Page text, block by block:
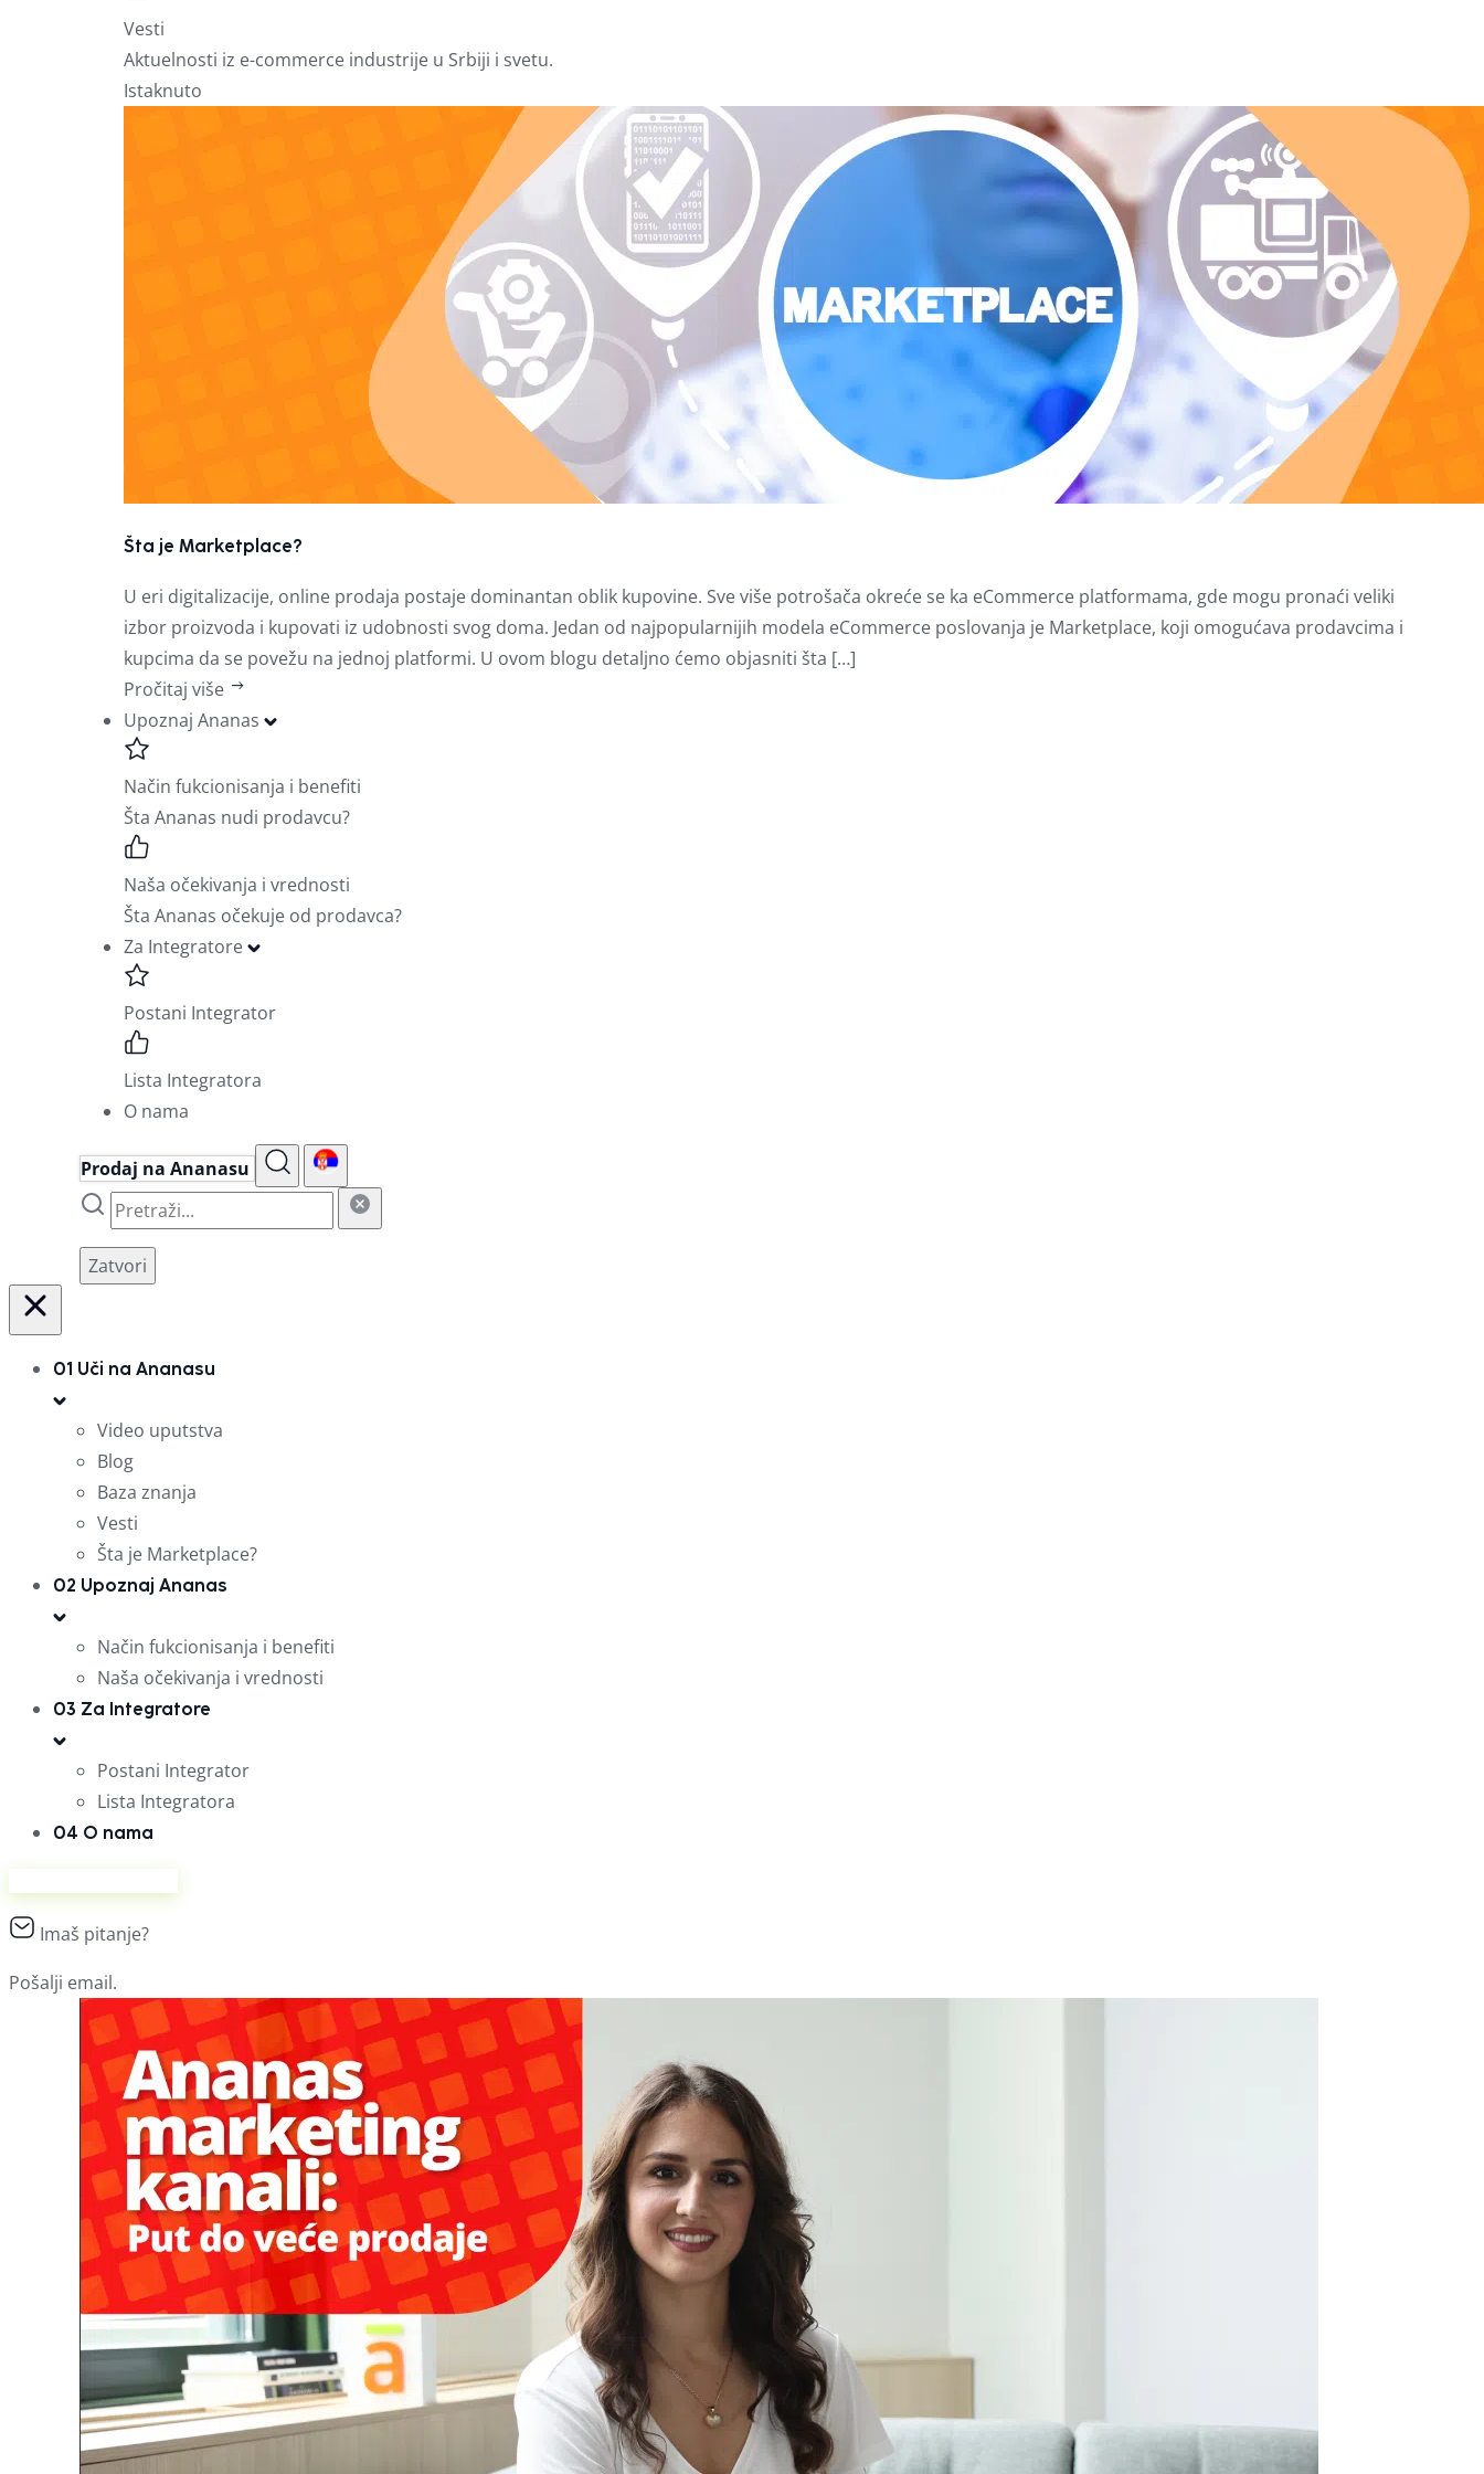
Vesti
Aktuelnosti iz e-commerce industrije u Srbiji i svetu.
Istaknuto
Šta je Marketplace?
U eri digitalizacije, online prodaja postaje dominantan oblik kupovine. Sve više potrošača okreće se ka eCommerce platformama, gde mogu pronaći veliki
izbor proizvoda i kupovati iz udobnosti svog doma. Jedan od najpopularnijih modela eCommerce poslovanja je Marketplace, koji omogućava prodavcima i
kupcima da se povežu na jednoj platformi. U ovom blogu detaljno ćemo objasniti šta […]
Pročitaj više
Upoznaj Ananas
Način fukcionisanja i benefiti
Šta Ananas nudi prodavcu?
Naša očekivanja i vrednosti
Šta Ananas očekuje od prodavca?
Za Integratore
Postani Integrator
Lista Integratora
O nama
Prodaj na Ananasu
Zatvori
01 Uči na Ananasu
Video uputstva
Blog
Baza znanja
Vesti
Šta je Marketplace?
02 Upoznaj Ananas
Način fukcionisanja i benefiti
Naša očekivanja i vrednosti
03 Za Integratore
Postani Integrator
Lista Integratora
04 O nama
Imaš pitanje?
Pošalji email.